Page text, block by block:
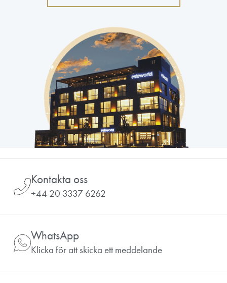
Kontakta oss
+44 20 3337 6262
WhatsApp
Klicka för att skicka ett meddelande